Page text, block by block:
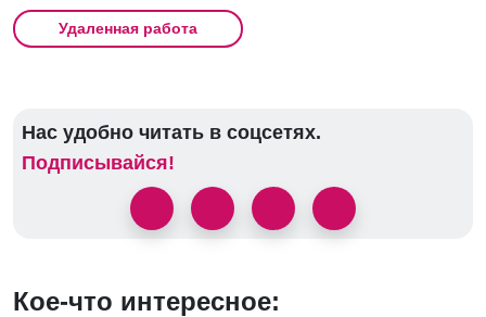
Удаленная работа
Нас удобно читать в соцсетях.
Подписывайся!
Кое-что интересное: